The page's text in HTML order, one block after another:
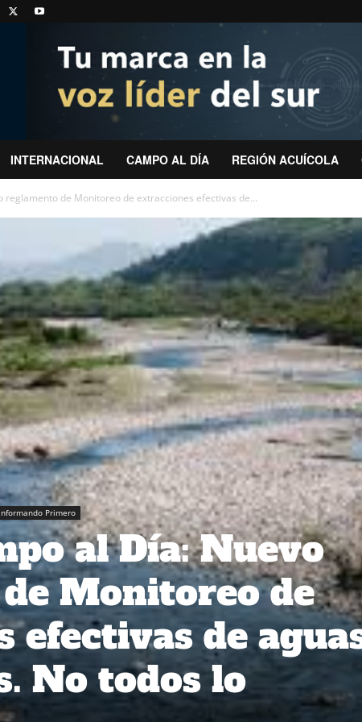
INTERNACIONAL CAMPO AL DÍA REGIÓN ACUÍCOLA
reglamento de Monitoreo de extracciones efectivas de...
Informando Primero
al Día: Nuevo
Monitoreo de
efectivas de
No todos lo